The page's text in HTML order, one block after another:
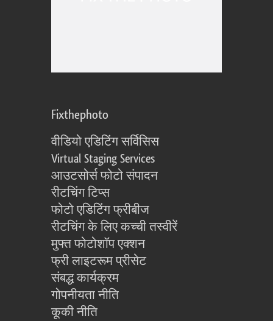
Fixthephoto
वीडियो एडिटिंग सर्विसिस
Virtual Staging Services
आउटसोर्स फोटो संपादन
रीटचिंग टिप्स
फोटो एडिटिंग फ्रीबीज
रीटचिंग के लिए कच्ची तस्वीरें
मुफ्त फोटोशॉप एक्शन
फ्री लाइटरूम प्रीसेट
संबद्ध कार्यक्रम
गोपनीयता नीति
कूकी नीति